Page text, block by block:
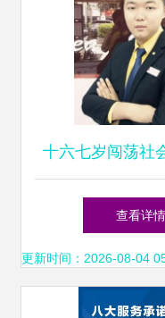
十六七岁闯荡社
离开校园的年轻
样了？
查看详情
更新时间：2026-08-04